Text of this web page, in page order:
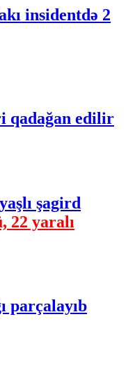
insidentdə 2
qadağan edilir
şagird
22 yaralı
parçalayıb